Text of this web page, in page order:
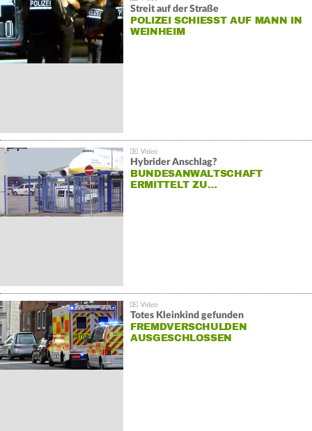
Streit auf der Straße
POLIZEI SCHIESST AUF MANN IN W
EINHEIM
Hybrider Anschlag?
BUNDESANWALTSCHAFT
ERMITTELT ZU…
Totes Kleinkind gefunden
FREMDVERSCHULDEN
AUSGESCHLOSSEN